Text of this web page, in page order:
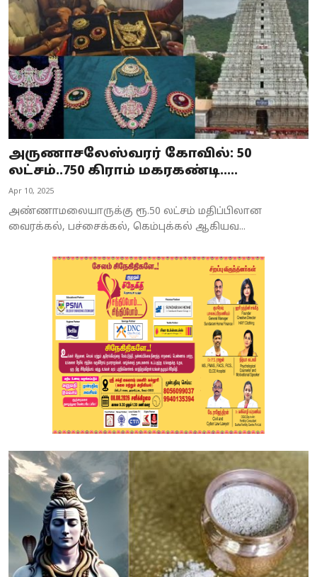
அருணாசலேஸ்வரர் கோவில்: 50
லட்சம்..750 கிராம் மகரகண்டி.....
Apr 10, 2025
அண்ணாமலையாருக்கு ரூ.50 லட்சம் மதிப்பிலான
வைரக்கல், பச்சைக்கல், கெம்புக்கல் ஆகியவ...